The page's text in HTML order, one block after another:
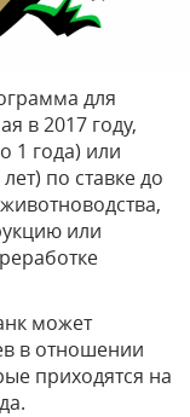
для
в 2017 году,
1 года) или
по ставке до
или
может
в отношении
приходятся на